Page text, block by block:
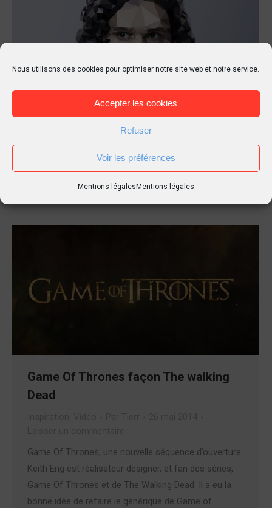
Nous utilisons des cookies pour optimiser notre site web et notre service.
Accepter les cookies
Refuser
Voir les préférences
Mentions légalesMentions légales
Game of polygones
Illustrations, Inspiration
29 mai 2014
Laisser un commentaire
Les personnages de Game Of Thrones en polygones
Game Of Thrones façon The walking
Dead
Game Of Thrones, une nouvelle séquence d’ouverture.
Keith Eng est réalisateur designer, et fan des séries,
Game Of Thrones et de The Walking Dead. Il a eu la
bonne idée de refaire le générique de Game of